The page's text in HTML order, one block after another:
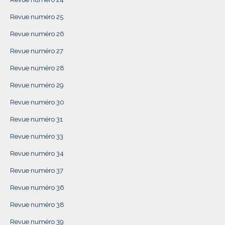
Revue numéro 25
Revue numéro 26
Revue numéro 27
Revue numéro 28
Revue numéro 29
Revue numéro 30
Revue numéro 31
Revue numéro 33
Revue numéro 34
Revue numéro 37
Revue numéro 36
Revue numéro 38
Revue numéro 39